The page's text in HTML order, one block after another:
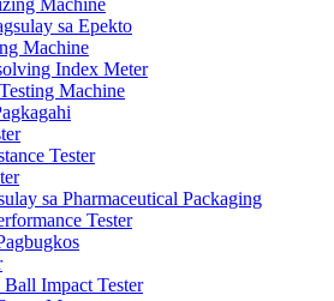
sa Epekto
Machine
Index Meter
Machine
Tester
sa Pharmaceutical Packaging
Tester
Impact Tester